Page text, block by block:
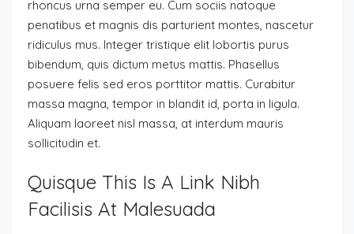
rhoncus urna semper eu. Cum sociis natoque
penatibus et magnis dis parturient montes, nascetur
ridiculus mus. Integer tristique elit lobortis purus
bibendum, quis dictum metus mattis. Phasellus
posuere felis sed eros porttitor mattis. Curabitur
massa magna, tempor in blandit id, porta in ligula.
Aliquam laoreet nisl massa, at interdum mauris
sollicitudin et.
Quisque This Is A Link Nibh
Facilisis At Malesuada